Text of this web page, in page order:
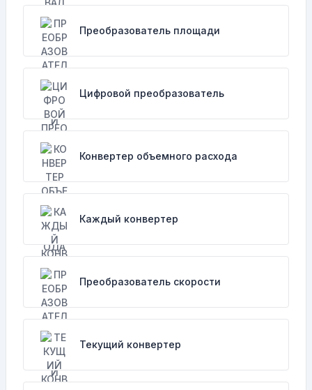
Преобразователь площади
Цифровой преобразователь
Конвертер объемного расхода
Каждый конвертер
Преобразователь скорости
Текущий конвертер